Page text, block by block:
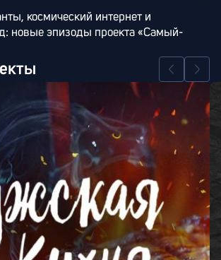
космический интернет и
новые эпизоды проекта «Самый-